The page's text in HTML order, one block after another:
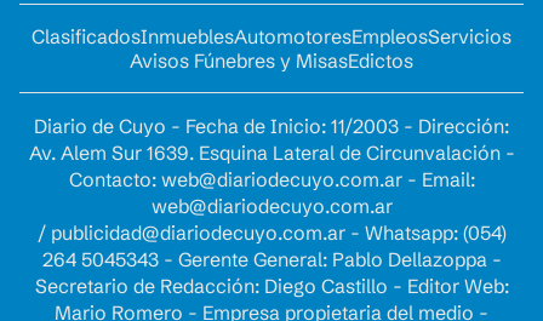
ClasificadosInmueblesAutomotoresEmpleosServicios
Avisos Fúnebres y MisasEdictos
Diario de Cuyo - Fecha de Inicio: 11/2003 - Dirección:
Av. Alem Sur 1639. Esquina Lateral de Circunvalación -
Contacto: web@diariodecuyo.com.ar- Email:
web@diariodecuyo.com.ar
/ publicidad@diariodecuyo.com.ar- Whatsapp: (054)
264 5045343 - Gerente General: Pablo Dellazoppa -
Secretario de Redacción: Diego Castillo - Editor Web:
Mario Romero - Empresa propietaria del medio -